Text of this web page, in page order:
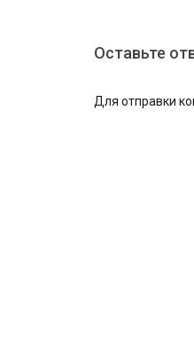
Оставьте
Для отправки